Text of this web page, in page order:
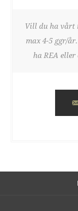
Vill du ha vårt
max 4-5 ggr/
ha REA